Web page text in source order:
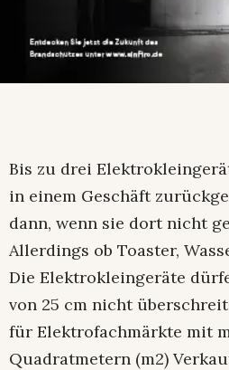
Bis zu drei
in einem Geschäft
dann, wenn sie dort nicht
Allerdings ob Toaster,
Die Elektrokleingeräte
von 25 cm nicht
für Elektrofachmärkte mit
Quadratmetern (m2)